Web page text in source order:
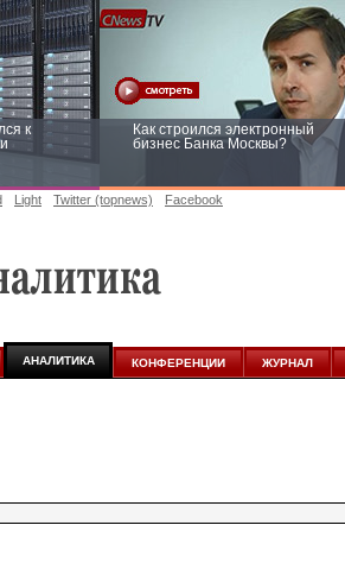
к
Как строился электронный
бизнес Банка Москвы?
Light Twitter (topnews) Facebook
АНАЛИТИКА КОНФЕРЕНЦИИ ЖУРНАЛ